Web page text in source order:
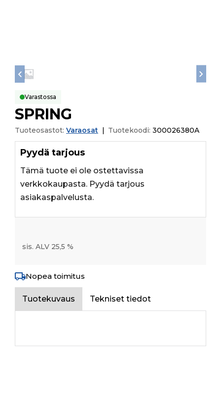
Varastossa
SPRING
Tuoteosastot: Varaosat Tuotekoodi: 300026380A
Pyydä tarjous
Tämä tuote ei ole ostettavissa
verkkokaupasta. Pyydä tarjous
asiakaspalvelusta.
sis. ALV 25,5 %
Nopea toimitus
Tuotekuvaus Tekniset tiedot